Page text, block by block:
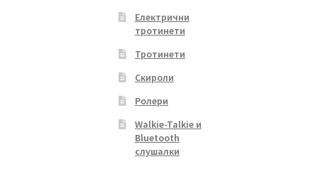
Електрични
тротинети
Тротинети
Скироли
Ролери
Walkie-Talkie и
Bluetooth
слушалки